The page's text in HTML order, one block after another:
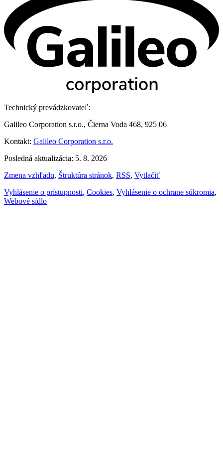
Technický prevádzkovateľ:
Galileo Corporation s.r.o., Čierna Voda 468, 925 06
Kontakt: Galileo Corporation s.r.o.
Posledná aktualizácia: 5. 8. 2026
Zmena vzhľadu, Štruktúra stránok, RSS, Vytlačiť
Vyhlásenie o prístupnosti, Cookies, Vyhlásenie o ochrane súkromia,
Webové sídlo